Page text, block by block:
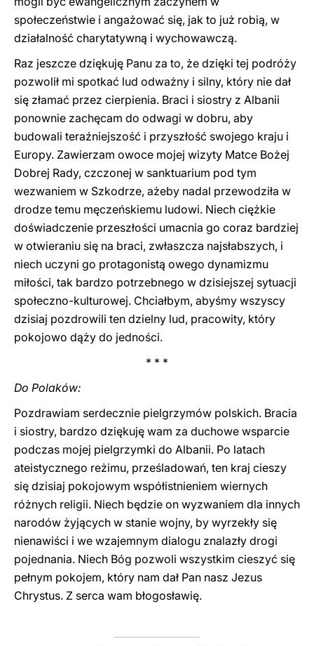
społeczeństwie i angażować się, jak to już robią, w
działalność charytatywną i wychowawczą.
Raz jeszcze dziękuję Panu za to, że dzięki tej podróży
pozwolił mi spotkać lud odważny i silny, który nie dał
się złamać przez cierpienia. Braci i siostry z Albanii
ponownie zachęcam do odwagi w dobru, aby
budowali teraźniejszość i przyszłość swojego kraju i
Europy. Zawierzam owoce mojej wizyty Matce Bożej
Dobrej Rady, czczonej w sanktuarium pod tym
wezwaniem w Szkodrze, ażeby nadal przewodziła w
drodze temu męczeńskiemu ludowi. Niech ciężkie
doświadczenie przeszłości umacnia go coraz bardziej
w otwieraniu się na braci, zwłaszcza najsłabszych, i
niech uczyni go protagonistą owego dynamizmu
miłości, tak bardzo potrzebnego w dzisiejszej sytuacji
społeczno-kulturowej. Chciałbym, abyśmy wszyscy
dzisiaj pozdrowili ten dzielny lud, pracowity, który
pokojowo dąży do jedności.
* * *
Do Polaków:
Pozdrawiam serdecznie pielgrzymów polskich. Bracia
i siostry, bardzo dziękuję wam za duchowe wsparcie
podczas mojej pielgrzymki do Albanii. Po latach
ateistycznego reżimu, prześladowań, ten kraj cieszy
się dzisiaj pokojowym współistnieniem wiernych
różnych religii. Niech będzie on wyzwaniem dla innych
narodów żyjących w stanie wojny, by wyrzekły się
nienawiści i we wzajemnym dialogu znalazły drogi
pojednania. Niech Bóg pozwoli wszystkim cieszyć się
pełnym pokojem, który nam dał Pan nasz Jezus
Chrystus. Z serca wam błogosławię.